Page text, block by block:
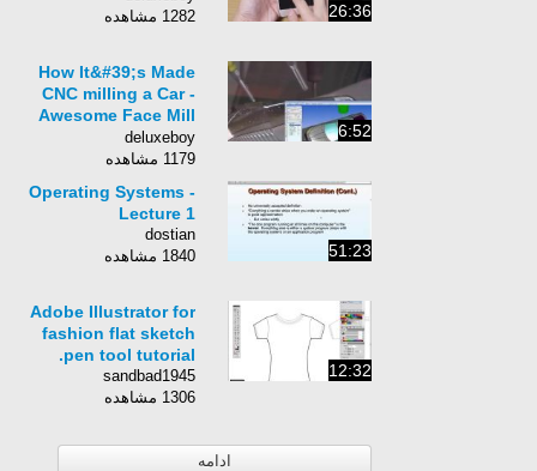
26:36
1282 مشاهده
6:52
How It&#39;s Made
CNC milling a Car -
Awesome Face Mill
CNC
deluxeboy
1179 مشاهده
51:23
Operating Systems -
Lecture 1
dostian
1840 مشاهده
12:32
Adobe Illustrator for
fashion flat sketch
pen tool tutorial.
sandbad1945
1306 مشاهده
ادامه